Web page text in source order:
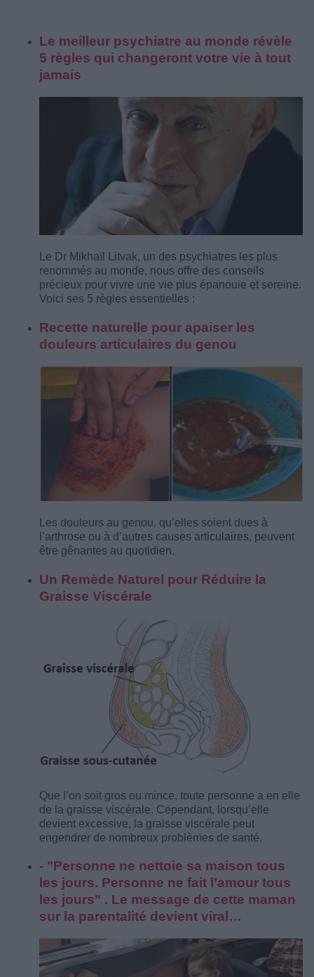
Le meilleur psychiatre au monde révèle
5 règles qui changeront votre vie à tout
jamais
Le Dr Mikhaïl Litvak, un des psychiatres les plus
renommés au monde, nous offre des conseils
précieux pour vivre une vie plus épanouie et sereine.
Voici ses 5 règles essentielles :
Recette naturelle pour apaiser les
douleurs articulaires du genou
Les douleurs au genou, qu’elles soient dues à
l’arthrose ou à d’autres causes articulaires, peuvent
être gênantes au quotidien.
Un Remède Naturel pour Réduire la
Graisse Viscérale
Que l’on soit gros ou mince, toute personne a en elle
de la graisse viscérale. Cependant, lorsqu’elle
devient excessive, la graisse viscérale peut
engendrer de nombreux problèmes de santé.
- "Personne ne nettoie sa maison tous
les jours. Personne ne fait l’amour tous
les jours" . Le message de cette maman
sur la parentalité devient viral…